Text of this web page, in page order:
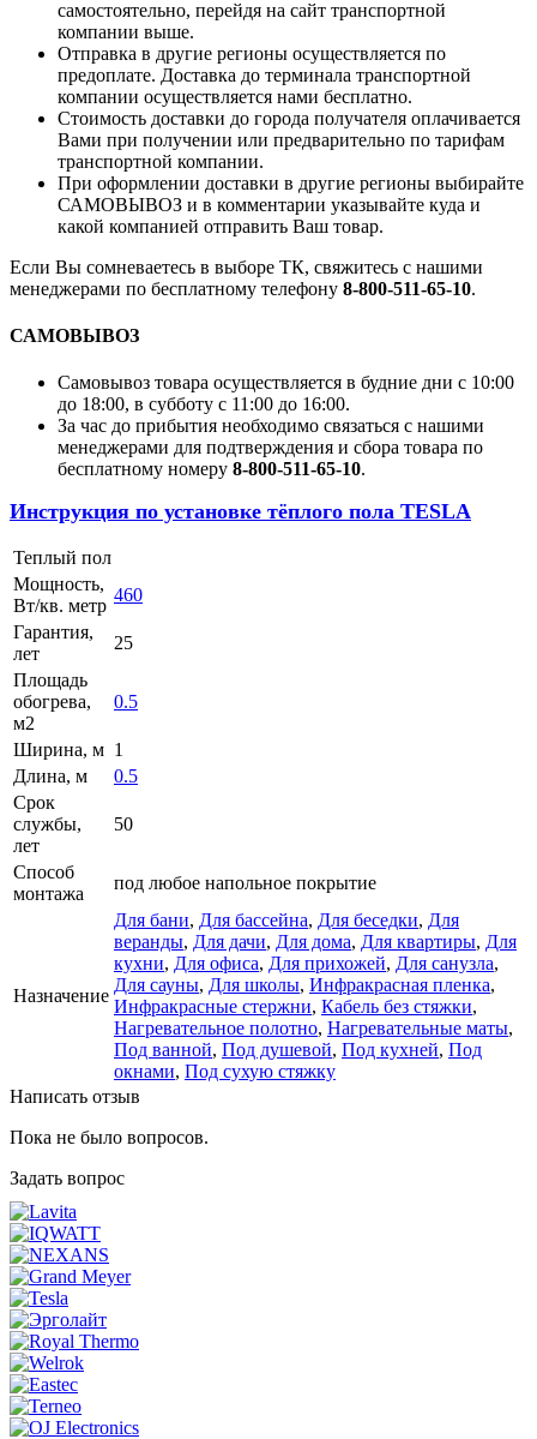
самостоятельно, перейдя на сайт транспортной
компании выше.
Отправка в другие регионы осуществляется по
предоплате. Доставка до терминала транспортной
компании осуществляется нами бесплатно.
Стоимость доставки до города получателя оплачивается
Вами при получении или предварительно по тарифам
транспортной компании.
При оформлении доставки в другие регионы выбирайте
САМОВЫВОЗ и в комментарии указывайте куда и
какой компанией отправить Ваш товар.
Если Вы сомневаетесь в выборе ТК, свяжитесь с нашими
менеджерами по бесплатному телефону 8-800-511-65-10.
САМОВЫВОЗ
Самовывоз товара осуществляется в будние дни с 10:00
до 18:00, в субботу с 11:00 до 16:00.
За час до прибытия необходимо связаться с нашими
менеджерами для подтверждения и сбора товара по
бесплатному номеру 8-800-511-65-10.
Инструкция по установке тёплого пола TESLA
Теплый пол
Мощность,
Вт/кв. метр
460
Гарантия,
лет
25
Площадь
обогрева,
м2
0.5
Ширина, м 1
Длина, м
0.5
Срок
службы,
лет
50
Способ
монтажа
под любое напольное покрытие
Назначение
Для бани, Для бассейна, Для беседки, Для
веранды, Для дачи, Для дома, Для квартиры, Для
кухни, Для офиса, Для прихожей, Для санузла,
Для сауны, Для школы, Инфракрасная пленка,
Инфракрасные стержни, Кабель без стяжки,
Нагревательное полотно, Нагревательные маты,
Под ванной, Под душевой, Под кухней, Под
окнами, Под сухую стяжку
Написать отзыв
Пока не было вопросов.
Задать вопрос